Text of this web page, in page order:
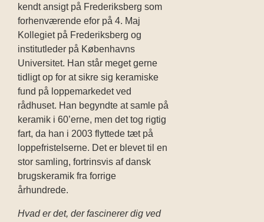
kendt ansigt på Frederiksberg som
forhenværendeefor på 4. Maj
Kollegietpå Frederiksberg og
institutleder på Københavns
Universitet. Han står meget gerne
tidligt op for at sikre sig keramiske
fund på loppemarkedet ved
rådhuset. Han begyndte at samle på
keramik i 60’erne, men det tog rigtig
fart, da han i 2003 flyttede tæt på
loppefristelserne. Det er blevet til en
stor samling, fortrinsvis af dansk
brugskeramik fra forrige
århundrede.
Hvad er det, der fascinerer dig ved